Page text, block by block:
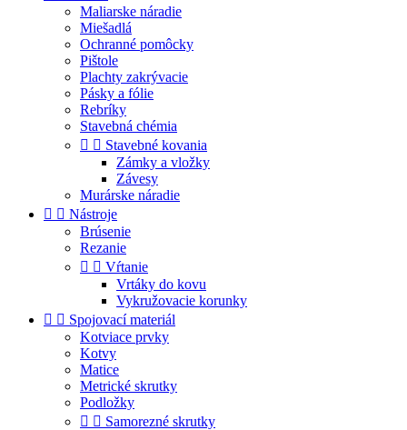
Maliarske náradie
Miešadlá
Ochranné pomôcky
Pištole
Plachty zakrývacie
Pásky a fólie
Rebríky
Stavebná chémia
  Stavebné kovania
Zámky a vložky
Závesy
Murárske náradie
  Nástroje
Brúsenie
Rezanie
  Vŕtanie
Vrtáky do kovu
Vykružovacie korunky
  Spojovací materiál
Kotviace prvky
Kotvy
Matice
Metrické skrutky
Podložky
  Samorezné skrutky